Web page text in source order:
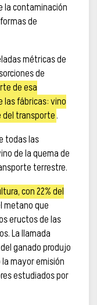
la contaminación
de
métricas de
de
de esa
las fábricas: vino
del transporte.
todas las
de la quema de
terrestre.
con 22% del
metano que
eructos de las
La llamada
ganado produjo
mayor emisión
estudiados por